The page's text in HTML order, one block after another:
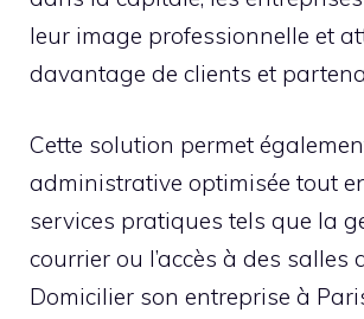
leur image professionnelle et
davantage de clients et
Cette solution permet
administrative optimisée tout
services pratiques tels que la
courrier ou l’accès à des salles
Domicilier son entreprise à